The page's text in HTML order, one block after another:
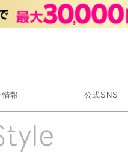
報 公式SNS